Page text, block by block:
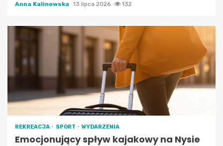
Anna Kalinowska 13 lipca 2026 132
REKREACJA SPORT WYDARZENIA
Emocjonujący spływ kajakowy na Nysie